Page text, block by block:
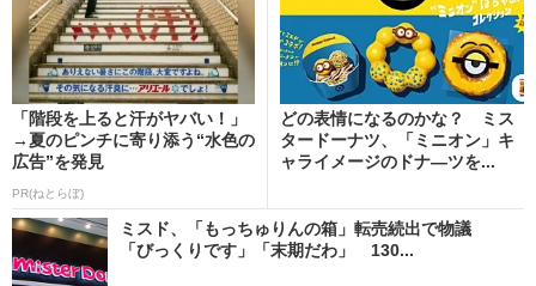
「階段を上ると汗がヤバい！」
→夏のピンチに寄り添う“水色の
広告”を発見
PR(ねとらぼ)
どの表情になるのかな？ ミス
タードーナツ、「ミニオン」キ
ャライメージのドナ―ツを...
ミスド、「もっちゅりんの箱」転売続出で物議
「びっくりです」「末期だわ」 130...